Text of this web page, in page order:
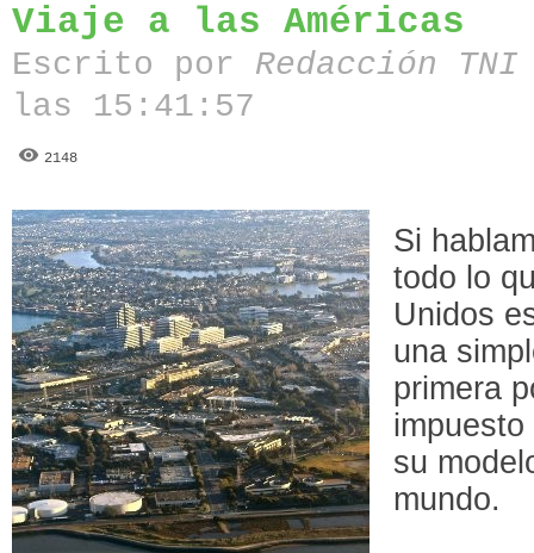
Viaje a las Américas
Escrito por Redacción
las 15:41:57
2148
Si
todo lo
Unidos
una
primera
su
mundo.